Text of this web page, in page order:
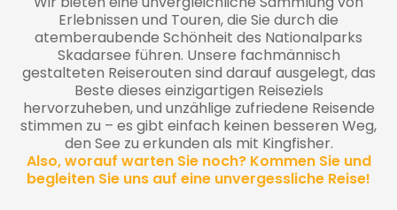
Erlebnissen und Touren, die Sie durch die
atemberaubende Schönheit des Nationalparks
Skadarsee führen. Unsere fachmännisch
gestalteten Reiserouten sind darauf ausgelegt, das
Beste dieses einzigartigen Reiseziels
hervorzuheben, und unzählige zufriedene Reisende
stimmen zu – es gibt einfach keinen besseren Weg,
den See zu erkunden als mit Kingfisher.
Also, worauf warten Sie noch? Kommen Sie und
begleiten Sie uns auf eine unvergessliche Reise!